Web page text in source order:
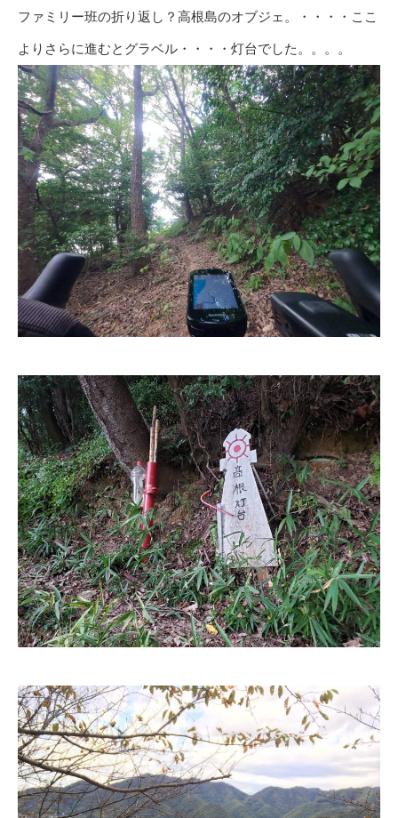
ファミリー班の折り返し？高根島のオブジェ。・・・・ここ
よりさらに進むとグラベル・・・・灯台でした。。。。